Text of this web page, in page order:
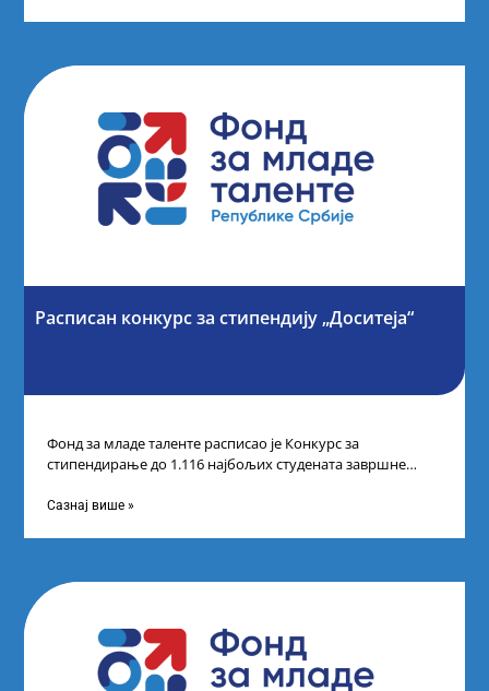
Расписан конкурс за стипендију „Доситеја“
Фонд за младе таленте расписао је Конкурс за
стипендирање до 1.116 најбољих студената завршне
Сазнај више »